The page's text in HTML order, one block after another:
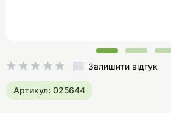
Залишити відгук
Артикул: 025644